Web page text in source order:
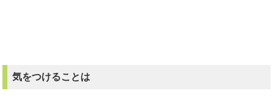
気をつけることは